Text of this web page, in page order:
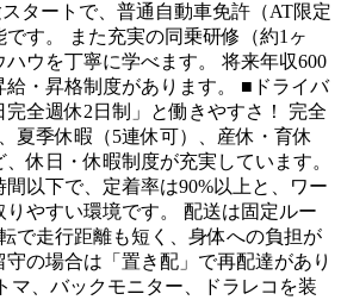
タートで、普通自動車免許（AT限定
す。 また充実の同乗研修（約1ヶ
ハウを丁寧に学べます。 将来年収600
・昇格制度があります。 ■ドライバ
全週休2日制」と働きやすさ！ 完全
夏季休暇（5連休可）、産休・育休
、休日・休暇制度が充実しています。
以下で、定着率は90%以上と、ワー
りやすい環境です。 配送は固定ルー
で走行距離も短く、身体への負担が
の場合は「置き配」で再配達があり
マ、バックモニター、ドラレコを装